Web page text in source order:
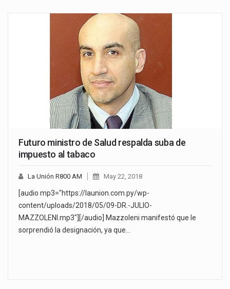
Futuro ministro de Salud respalda suba de
impuesto al tabaco
La Unión R800 AM May 22, 2018
[audio mp3="https://launion.com.py/wp-
content/uploads/2018/05/09-DR.-JULIO-
MAZZOLENI.mp3"][/audio] Mazzoleni manifestó que le
sorprendió la designación, ya que…